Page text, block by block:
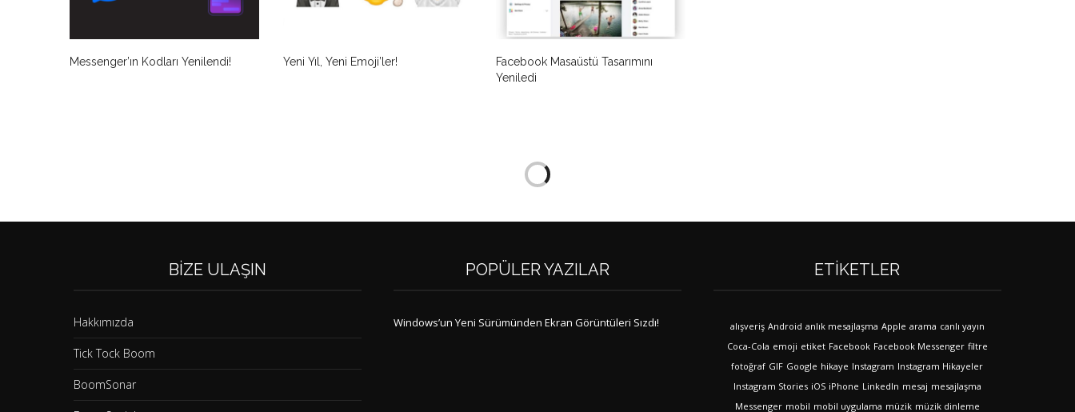
Messenger’ın Kodları Yenilendi! Yeni Yıl, Yeni Emoji’ler!
Facebook Masaüstü Tasarımını
Yeniledi
BIZE ULAŞIN
Hakkımızda
Tick Tock Boom
BoomSonar
POPÜLER YAZILAR
Windows’un Yeni Sürümünden Ekran Görüntüleri Sızdı!
ETIKETLER
alışveriş Android anlık mesajlaşma Apple arama canlı yayın
Coca-Cola emoji etiket Facebook Facebook Messenger filtre
fotoğraf GIF Google hikaye Instagram Instagram Hikayeler
Instagram Stories iOS iPhone LinkedIn mesaj mesajlaşma
Messenger mobil mobil uygulama müzik müzik dinleme